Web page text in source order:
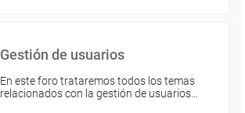
Gestión de usuarios
En este foro trataremos todos los temas
relacionados con la gestión de usuarios…